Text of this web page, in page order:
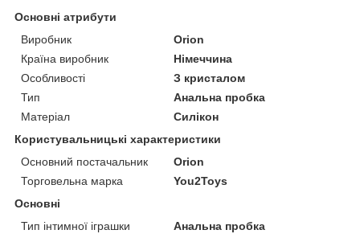
Основні атрибути
Виробник
Orion
Країна виробник
Німеччина
Особливості
З кристалом
Тип
Анальна пробка
Матеріал
Силікон
Користувальницькі характеристики
Основний постачальник
Orion
Торговельна марка
You2Toys
Основні
Тип інтимної іграшки
Анальна пробка